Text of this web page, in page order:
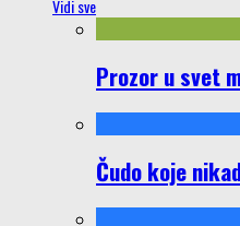
Vidi sve
Prozor u svet
Čudo koje